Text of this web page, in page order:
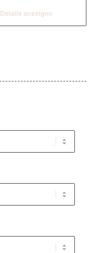
Details anzeigen